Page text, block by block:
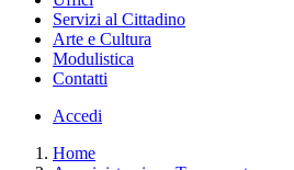
Servizi al Cittadino
Arte e Cultura
Modulistica
Contatti
Accedi
Home